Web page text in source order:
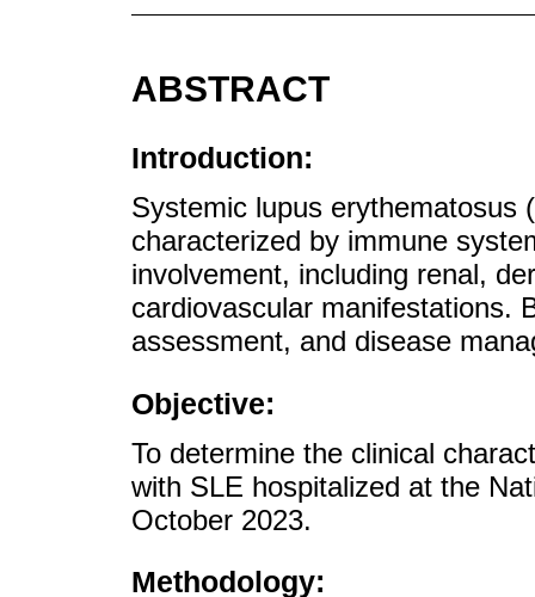
ABSTRACT
Introduction:
Systemic lupus erythematosus
characterized by immune
involvement, including renal,
cardiovascular manifestations.
assessment, and disease
Objective:
To determine the clinical
with SLE hospitalized at the
October 2023.
Methodology: